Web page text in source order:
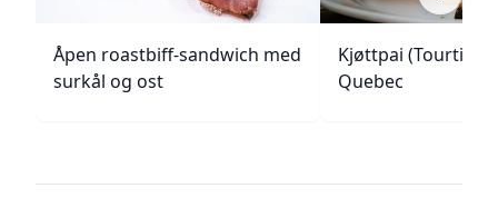
Åpen roastbiff-sandwich med
surkål og ost
Kjøttpai
Quebec